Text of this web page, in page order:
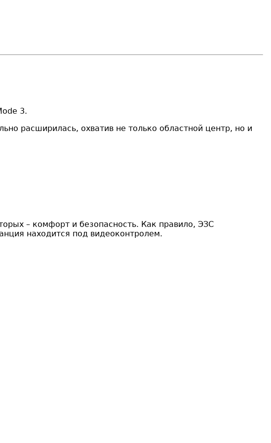
3.
расширилась, охватив не только областной центр, но и
– комфорт и безопасность. Как правило, ЭЗС
находится под видеоконтролем.